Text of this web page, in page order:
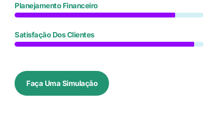
Planejamento Financeiro
Satisfação Dos Clientes
Faça Uma Simulação